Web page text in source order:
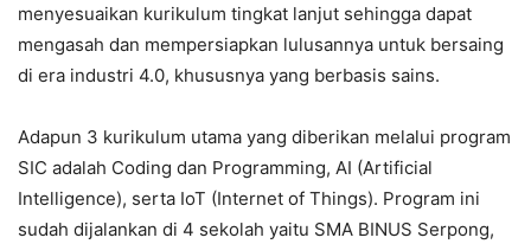
menyesuaikan kurikulum tingkat lanjut sehingga dapat
mengasah dan mempersiapkan lulusannya untuk bersaing
di era industri 4.0, khususnya yang berbasis sains.
Adapun 3 kurikulum utama yang diberikan melalui program
SIC adalah Coding dan Programming, AI (Artificial
Intelligence), serta IoT (Internet of Things). Program ini
sudah dijalankan di 4 sekolah yaitu SMA BINUS Serpong,